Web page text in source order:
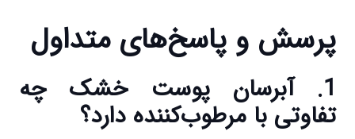
پرسش و پاسخ‌های متداول
1. آبرسان پوست خشک چه
تفاوتی با مرطوب‌کننده دارد؟